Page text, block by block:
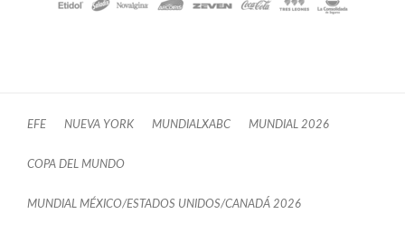
EFE NUEVA YORK MUNDIALXABC MUNDIAL 2026
COPA DEL MUNDO
MUNDIAL MÉXICO/ESTADOS UNIDOS/CANADÁ 2026